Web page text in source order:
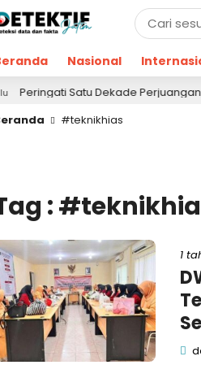
Nasional
Satu Dekade Perjuangan, KMI
#teknikhias
:
1